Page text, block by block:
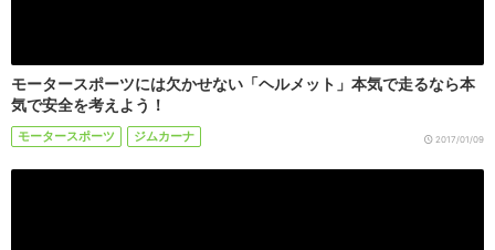
モータースポーツには欠かせない「ヘルメット」本気で走るなら本
気で安全を考えよう！
モータースポーツ ジムカーナ 2017/01/09